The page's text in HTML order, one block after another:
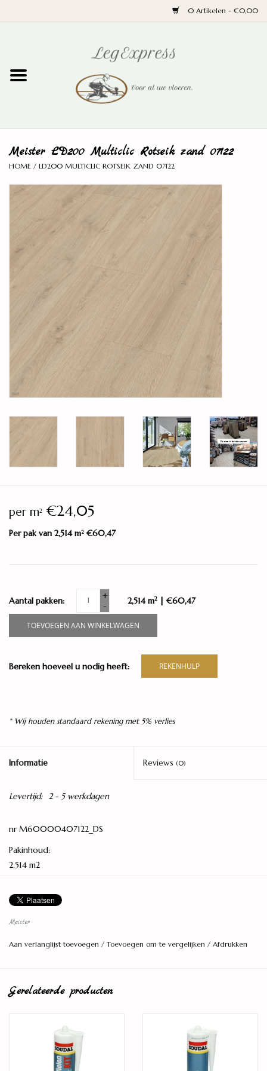
0 Artikelen - €0,00
Parket
Ondervloeren
Legservice
Showroom
Merken
Meister LD200 Multiclic Rotseik zand 07122
HOME / LD200 MULTICLIC ROTSEIK ZAND 07122
per m2 €24,05
Per pak van 2,514 m2 €60,47
Aantal pakken:
+
-
2,514 m2 | €60,47
TOEVOEGEN AAN WINKELWAGEN
Bereken hoeveel u nodig heeft: REKENHULP
* Wij houden standaard rekening met 5% verlies
Informatie Reviews (0)
Levertijd: 2 - 5 werkdagen
nr M60000407122_DS
Pakinhoud:
2,514 m2
1,288 meter
Breedte:
Aantal planken per pak:
Meister
Aan verlanglijst toevoegen /Toevoegen om te vergelijken / Afdrukken
Gerelateerde producten